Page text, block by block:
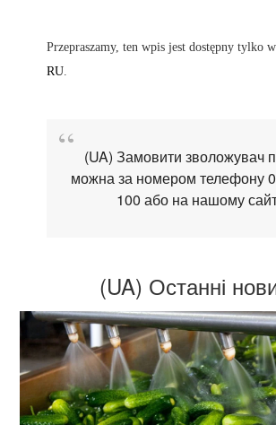
Przepraszamy, ten wpis jest dostępny tylko
RU
(UA) Замовити зволожувач
можна за номером телефону
100 або на нашому
(UA) Останні